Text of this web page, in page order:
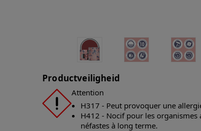
Productveiligheid
Attention
H317 - Peut provoquer une
H412 - Nocif pour les
néfastes à long terme.